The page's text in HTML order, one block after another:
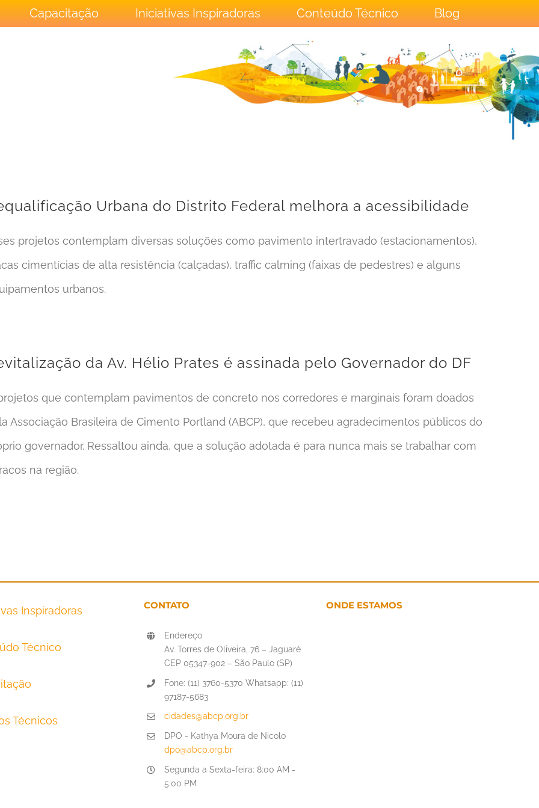
Capacitação Iniciativas Inspiradoras Conteúdo Técnico Blog
Urbana do Distrito Federal melhora a acessibilidade
projetos contemplam diversas soluções como pavimento intertravado (estacionamentos),
cimentícias de alta resistência (calçadas), traffic calming (faixas de pedestres) e alguns
urbanos.
da Av. Hélio Prates é assinada pelo Governador do DF
que contemplam pavimentos de concreto nos corredores e marginais foram doados
Associação Brasileira de Cimento Portland (ABCP), que recebeu agradecimentos públicos do
governador. Ressaltou ainda, que a solução adotada é para nunca mais se trabalhar com
na região.
Inspiradoras
Técnico
Técnicos
CONTATO
Endereço
Av. Torres de Oliveira, 76 – Jaguaré
CEP 05347-902 – São Paulo (SP)
Fone: (11) 3760-5370 Whatsapp: (11)
97187-5683
cidades@abcp.org.br
DPO - Kathya Moura de Nicolo
dpo@abcp.org.br
Segunda a Sexta-feira: 8:00 AM -
5:00 PM
ONDE ESTAMOS